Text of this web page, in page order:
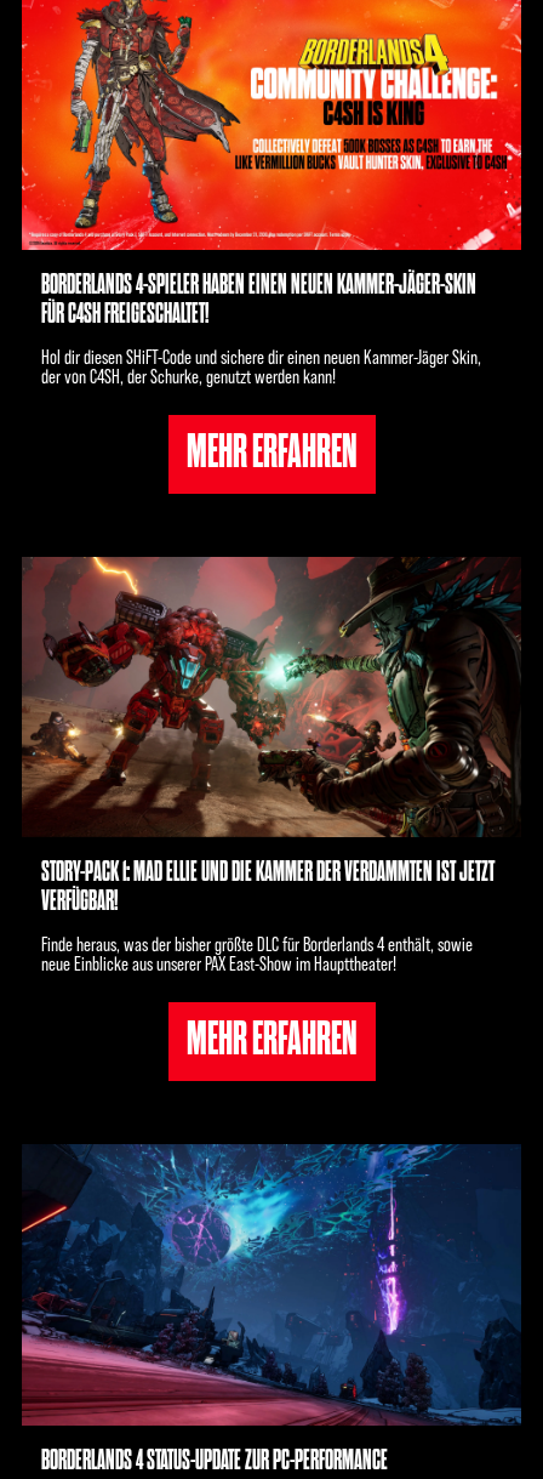
BORDERLANDS 4-SPIELER HABEN EINEN NEUEN KAMMER-JÄGER-SKIN
FÜR C4SH FREIGESCHALTET!
Hol dir diesen SHiFT-Code und sichere dir einen neuen Kammer-Jäger Skin,
der von C4SH, der Schurke, genutzt werden kann!
MEHR ERFAHREN
STORY-PACK 1: MAD ELLIE UND DIE KAMMER DER VERDAMMTEN IST JETZT
VERFÜGBAR!
Finde heraus, was der bisher größte DLC für Borderlands 4 enthält, sowie
neue Einblicke aus unserer PAX East-Show im Haupttheater!
MEHR ERFAHREN
BORDERLANDS 4 STATUS-UPDATE ZUR PC-PERFORMANCE